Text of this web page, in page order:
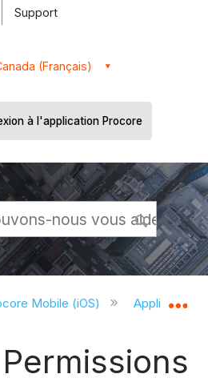
Support
(Français)
à l'application Procore
réduire la hiérarchie
Mobile (iOS) Application